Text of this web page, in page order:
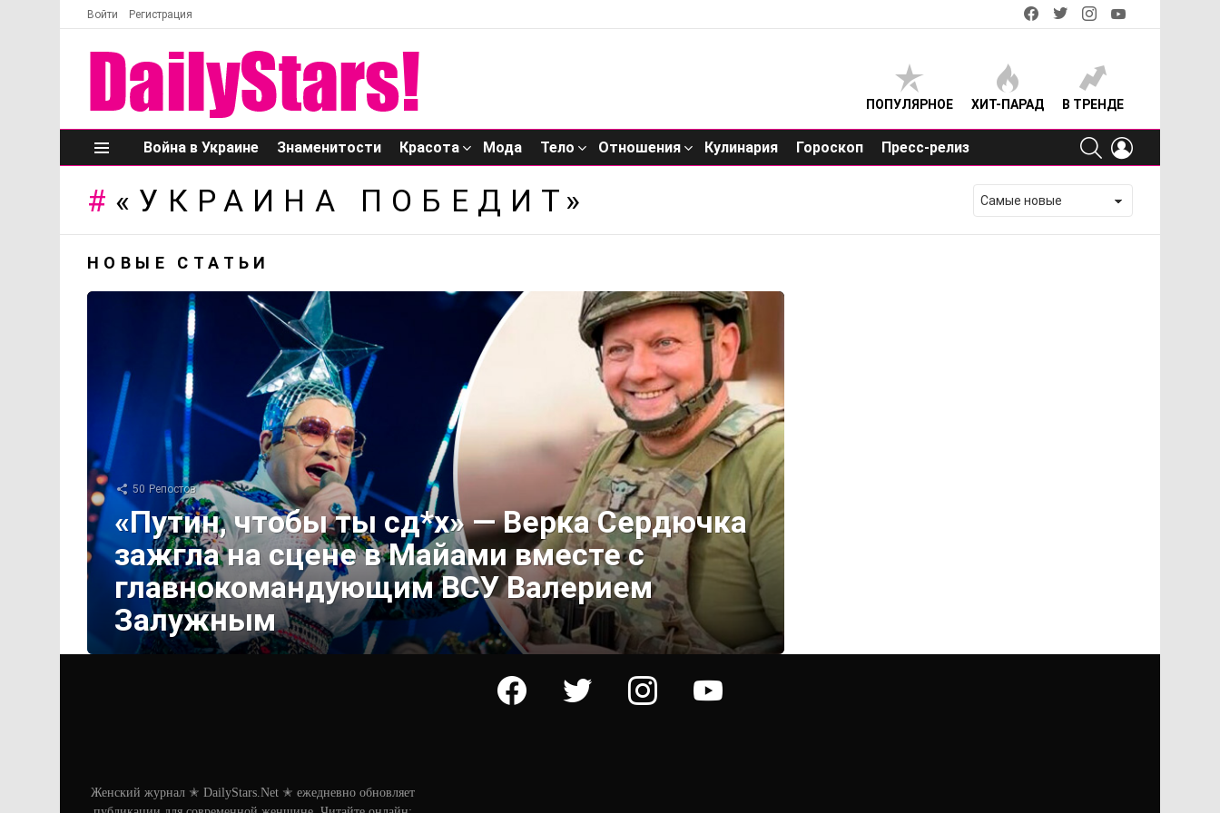
Войти Регистрация
facebooktwitterinstagram
ПОПУЛЯРНОЕ ХИТ-ПАРАД В ТРЕНДЕ
Меню
Война в Украине Знаменитости Красота Мода Тело Отношения Кулинария Гороскоп Пресс-релиз
SEARCH
«УКРАИНА ПОБЕДИТ»
НОВЫЕ СТАТЬИ
50 Репостов
«Путин, чтобы ты сд*х» — Верка Сердючка
зажгла на сцене в Майами вместе с
главнокомандующим ВСУ Валерием
Залужным
facebook twitter instagram youtube
Женский журнал ✭ DailyStars.Net ✭ ежедневно обновляет